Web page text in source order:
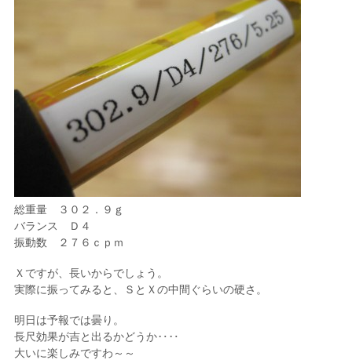
総重量 ３０２．９ｇ
バランス Ｄ４
振動数 ２７６ｃｐｍ
Ｘですが、長いからでしょう。
実際に振ってみると、ＳとＸの中間ぐらいの硬さ。
明日は予報では曇り。
長尺効果が吉と出るかどうか‥‥
大いに楽しみですわ～～